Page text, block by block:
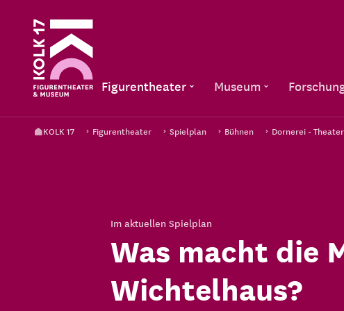
Figurentheater Museum
KOLK 17 Figurentheater Spielplan Bühnen Dornerei -
Im aktuellen Spielplan
Was macht die
Wichtelhaus?